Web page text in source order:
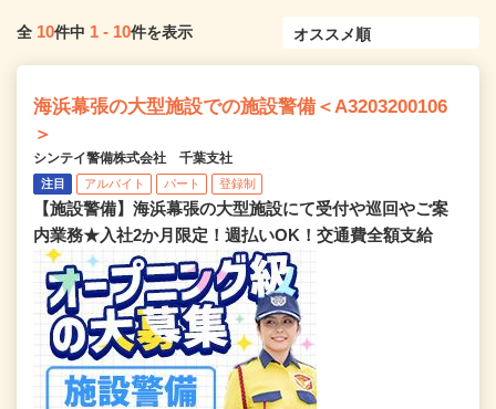
全 10件中 1 - 10件を表示
海浜幕張の大型施設での施設警備＜A3203200106
＞
シンテイ警備株式会社 千葉支社
注目 アルバイト パート 登録制
【施設警備】海浜幕張の大型施設にて受付や巡回やご案
内業務★入社2か月限定！週払いOK！交通費全額支給